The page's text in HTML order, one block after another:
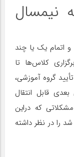
نیمسال
اتمام یک یا چند
کلاس‌ها تا
گروه آموزشی،
قابل انتقال
که دراین
را در نظر داشته